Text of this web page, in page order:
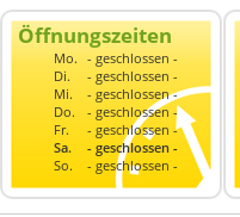
Öffnungszeiten
Mo. - geschlossen -
Di.
- geschlossen -
Mi.
- geschlossen -
Do.
- geschlossen -
Fr.
- geschlossen -
Sa.
- geschlossen -
So.
- geschlossen -